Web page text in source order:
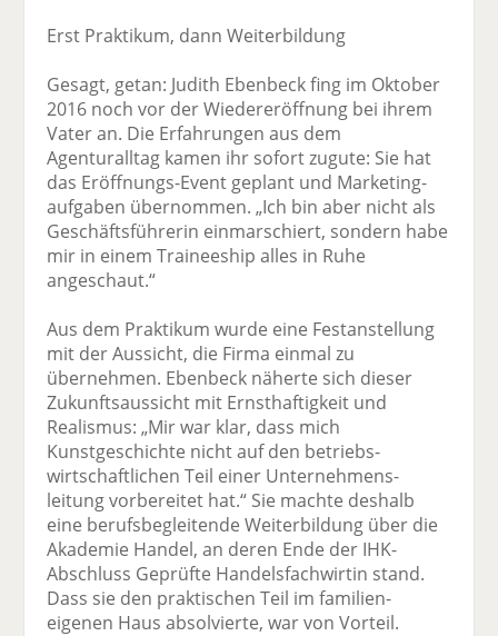
Erst Praktikum, dann Weiterbildung
Gesagt, getan: Judith Ebenbeck fing im Oktober
2016 noch vor der Wiedereröffnung bei ihrem
Vater an. Die Erfahrungen aus dem
Agenturalltag kamen ihr sofort zu­gute: Sie hat
das Eröffnungs-Event geplant und Marketing­
aufgaben übernommen. „Ich bin aber nicht als
Geschäftsführerin ein­marschiert, sondern habe
mir in einem Trainee­ship alles in Ruhe
angeschaut.“
Aus dem Praktikum wurde eine Fest­anstellung
mit der Aussicht, die Firma einmal zu
übernehmen. Ebenbeck näherte sich dieser
Zukunftsaussicht mit Ernsthaftigkeit und
Realismus: „Mir war klar, dass mich
Kunstgeschichte nicht auf den betriebs­
wirtschaftlichen Teil einer Unternehmens­
leitung vorbereitet hat.“ Sie machte deshalb
eine berufsbegleitende Weiterbildung über die
Akademie Handel, an deren Ende der IHK-
Abschluss Geprüfte Handelsfachwirtin stand.
Dass sie den praktischen Teil im familien­
eigenen Haus absolvierte, war von Vorteil.